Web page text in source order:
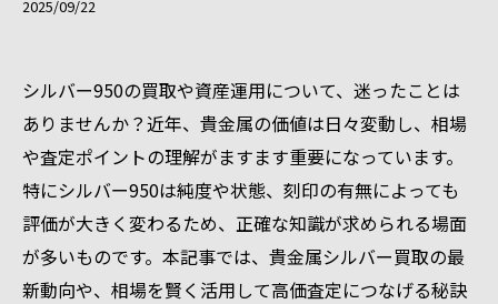
2025/09/22
シルバー950の買取や資産運用について、迷ったことは
ありませんか？近年、貴金属の価値は日々変動し、相場
や査定ポイントの理解がますます重要になっています。
特にシルバー950は純度や状態、刻印の有無によっても
評価が大きく変わるため、正確な知識が求められる場面
が多いものです。本記事では、貴金属シルバー買取の最
新動向や、相場を賢く活用して高価査定につなげる秘訣